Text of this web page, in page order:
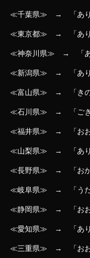
≪千葉県≫ → 「あり
≪東京都≫ → 「あり
≪神奈川県≫ → 「あ
≪新潟県≫ → 「あり
≪富山県≫ → 「きの
≪石川県≫ → 「ごきみ
≪福井県≫ → 「おおき
≪山梨県≫ → 「あり
≪長野県≫ → 「おか
≪岐阜県≫ → 「うた
≪静岡県≫ → 「おおき
≪愛知県≫ → 「あり
≪三重県≫ → 「おお